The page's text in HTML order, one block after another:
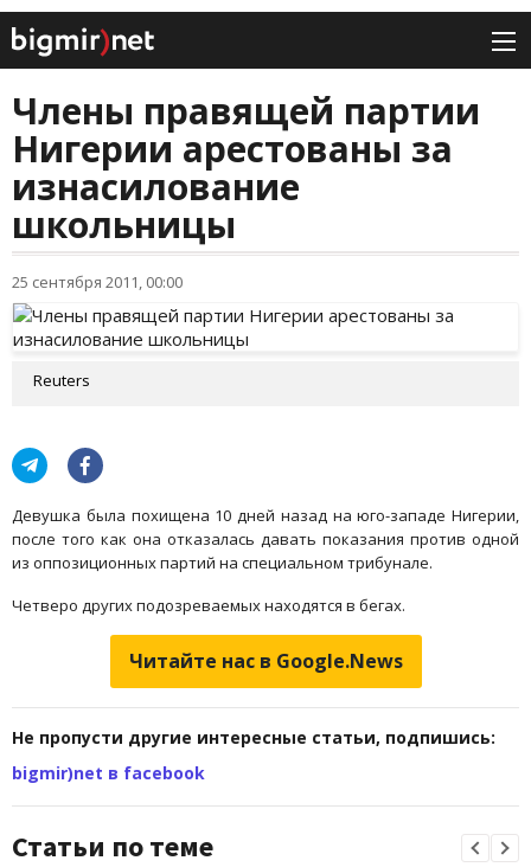
Члены правящей партии
Нигерии арестованы за
изнасилование
школьницы
25 сентября 2011, 00:00
Reuters
Девушка была похищена 10 дней назад на юго-западе Нигерии,
после того как она отказалась давать показания против одной
из оппозиционных партий на специальном трибунале.
Четверо других подозреваемых находятся в бегах.
Читайте нас в Google.News
Не пропусти другие интересные статьи, подпишись:
bigmir)net в facebook
Статьи по теме